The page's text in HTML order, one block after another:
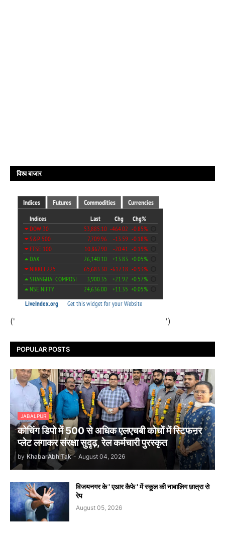
विश्व बाजार
(' ')
POPULAR POSTS
JABALPUR
कोचिंग डिपो में 500 से अधिक एलएचबी कोचों में स्टिफऩर
प्लेट लगाकर संरक्षा सुदृढ़, रेल कर्मचारी पुरस्कृत
by KhabarAbhiTak - August 04, 2026
विजयनगर के ' एआर कैफे ' में स्कूल की नाबालिग छात्रा से
रेप
August 05, 2026